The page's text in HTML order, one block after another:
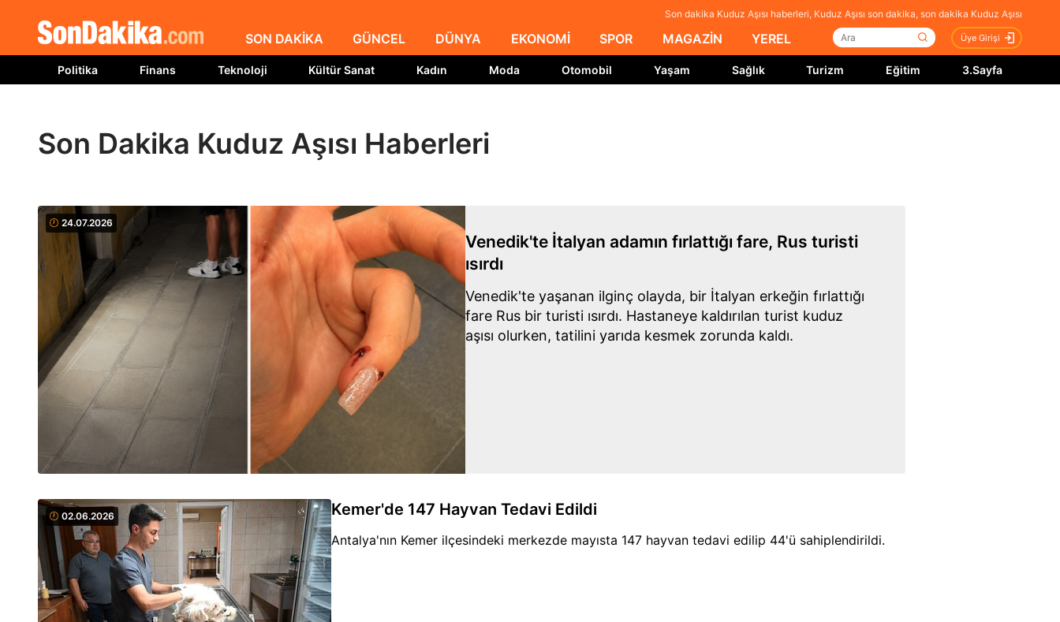
Son dakika Kuduz Aşısı haberleri, Kuduz Aşısı son dakika, son dakika Kuduz Aşısı
SON DAKİKA GÜNCEL DÜNYA EKONOMİ SPOR MAGAZİN YEREL Üye Girişi
Politika Finans Teknoloji Kültür Sanat Kadın Moda Otomobil Yaşam Sağlık Turizm Eğitim 3.Sayfa
Son Dakika Kuduz Aşısı Haberleri
24.07.2026
Venedik'te İtalyan adamın fırlattığı fare, Rus turisti
ısırdı
Venedik'te yaşanan ilginç olayda, bir İtalyan erkeğin fırlattığı
fare Rus bir turisti ısırdı. Hastaneye kaldırılan turist kuduz
aşısı olurken, tatilini yarıda kesmek zorunda kaldı.
02.06.2026 Kemer'de 147 Hayvan Tedavi Edildi
Antalya'nın Kemer ilçesindeki merkezde mayısta 147 hayvan tedavi edilip 44'ü sahiplendirildi.